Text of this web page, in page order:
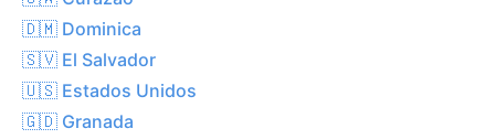
🇩🇲 Dominica
🇸🇻 El Salvador
🇺🇸 Estados Unidos
🇬🇩 Granada